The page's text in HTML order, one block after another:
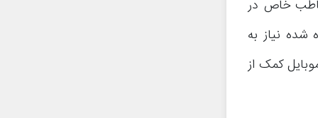
خاص در
شده نیاز به
کمک از